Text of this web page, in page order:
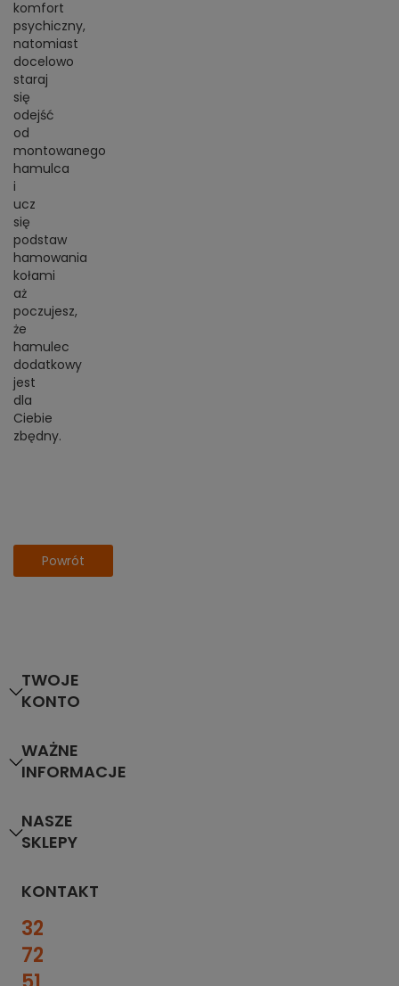
komfort
psychiczny,
natomiast
docelowo
staraj
się
odejść
od
montowanego
hamulca
i
ucz
się
podstaw
hamowania
kołami
aż
poczujesz,
że
hamulec
dodatkowy
jest
dla
Ciebie
zbędny.
Powrót
TWOJE
KONTO
WAŻNE
INFORMACJE
NASZE
SKLEPY
KONTAKT
32
727